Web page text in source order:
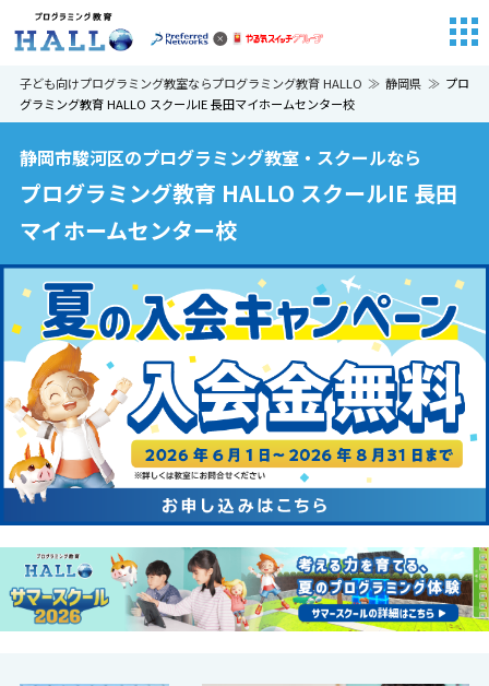
子ども向けプログラミング教室ならプログラミング教育 HALLO 静岡県
プロ
グラミング教育 HALLO スクールIE 長田マイホームセンター校
静岡市駿河区のプログラミング教室・スクールなら
プログラミング教育 HALLO スクールIE 長田
マイホームセンター校